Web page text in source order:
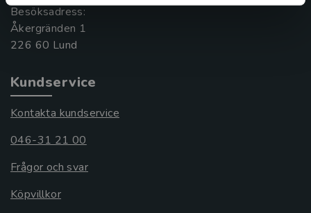
Besöksadress:
Åkergränden 1
Kundservice
Kontakta kundservice
046-31 21 00
Frågor och svar
Köpvillkor